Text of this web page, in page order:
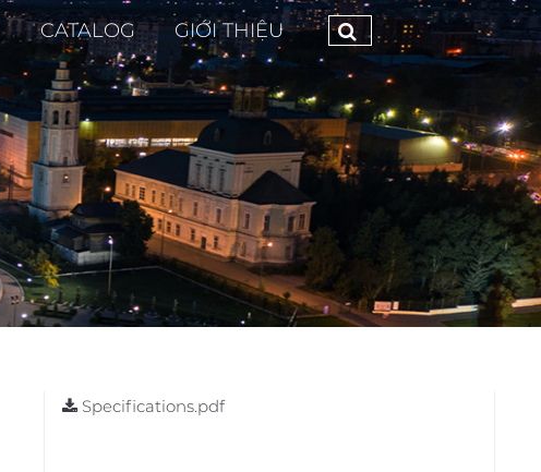
CATALOG GIỚI THIỆU
Specifications.pdf